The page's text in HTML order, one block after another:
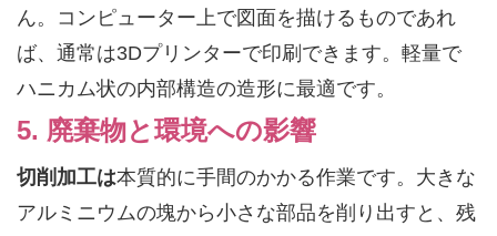
ん。コンピューター上で図面を描けるものであれ
ば、通常は3Dプリンターで印刷できます。軽量で
ハニカム状の内部構造の造形に最適です。
5. 廃棄物と環境への影響
切削加工は本質的に手間のかかる作業です。大きな
アルミニウムの塊から小さな部品を削り出すと、残